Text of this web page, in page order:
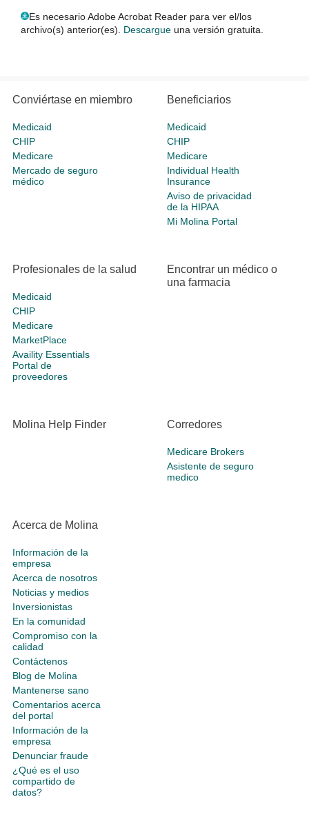
Es necesario Adobe Acrobat Reader para ver el/los
archivo(s) anterior(es). Descargue una versión gratuita.
Conviértase en miembro
Medicaid
CHIP
Medicare
Mercado de seguro
médico
Beneficiarios
Medicaid
CHIP
Medicare
Individual Health
Insurance
Aviso de privacidad
de la HIPAA
Mi Molina Portal
Profesionales de la salud
Medicaid
CHIP
Medicare
MarketPlace
Availity Essentials
Portal de
proveedores
Encontrar un médico o
una farmacia
Molina Help Finder Corredores
Medicare Brokers
Asistente de seguro
medico
Acerca de Molina
Información de la
empresa
Acerca de nosotros
Noticias y medios
Inversionistas
En la comunidad
Compromiso con la
calidad
Contáctenos
Blog de Molina
Mantenerse sano
Comentarios acerca
del portal
Información de la
empresa
Denunciar fraude
¿Qué es el uso
compartido de
datos?